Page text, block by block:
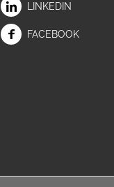
LINKEDIN
FACEBOOK